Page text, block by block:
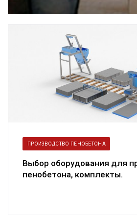
пенобетоном
ПРОИЗВОДСТВО ПЕНОБЕТОНА
Выбор оборудования для
пенобетона, комплекты.